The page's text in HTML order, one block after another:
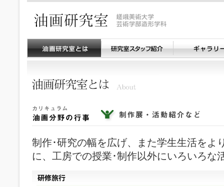
制作･研究の幅を広げ、また学生生活をよ
に、工房での授業･制作以外にいろいろな